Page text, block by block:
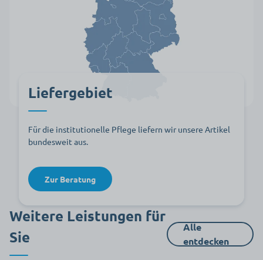
Liefergebiet
Für die institutionelle Pflege liefern wir unsere Artikel
bundesweit aus.
Zur Beratung
Weitere Leistungen für
Sie
Alle
entdecken